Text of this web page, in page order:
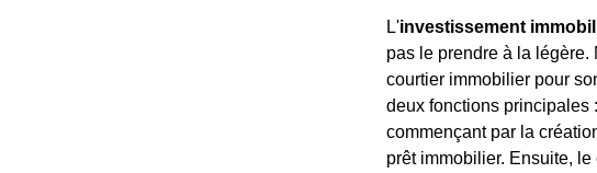
L'investissement
pas le prendre à la
courtier immobilier pour
deux fonctions principales
commençant par la
prêt immobilier. Ensuite,